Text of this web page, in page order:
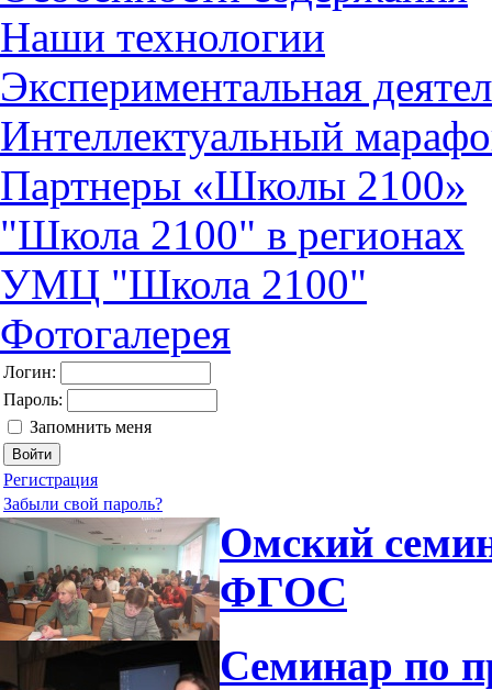
Наши технологии
Экспериментальная
Интеллектуальный
Партнеры «Школы 2100»
"Школа 2100" в регионах
УМЦ "Школа 2100"
Фотогалерея
Логин:
Пароль:
Запомнить меня
Регистрация
Забыли свой пароль?
Омский
ФГОС
Семинар по